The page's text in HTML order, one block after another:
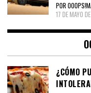
POR
17 DE MAYO
¿CÓMO